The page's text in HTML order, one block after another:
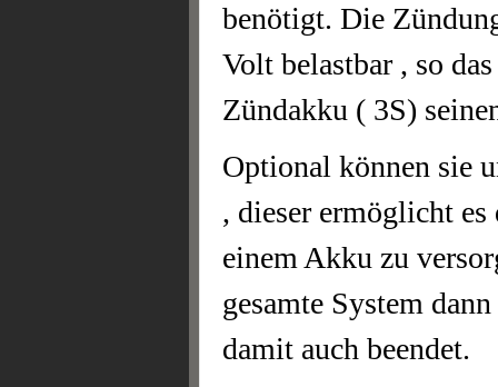
benötigt. Die
Volt belastbar , so
Zündakku ( 3S)
Optional können sie
, dieser ermöglicht
einem Akku zu
gesamte System
damit auch beendet.